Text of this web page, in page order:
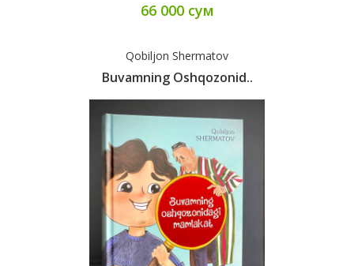
66 000 сум
Qobiljon Shermatov
Buvamning Oshqozonid..